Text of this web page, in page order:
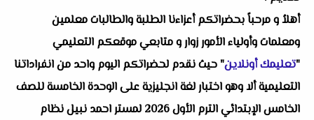
أهلاُ و مرحباً بحضراتكم أعزاءنا الطلبة والطالبات معلمين
ومعلمات وأولياء الأمور زوار و متابعي موقعكم التعليمي
"تعليمك أونلاين" حيث نقدم لحضراتكم اليوم واحد من انفراداتنا
التعليمية ألا وهو اختبار لغة انجليزية على الوحدة الخامسة للصف
الخامس الإبتدائي الترم الأول 2026 لمستر احمد نبيل نظام